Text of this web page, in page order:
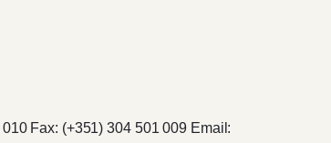
Fax: (+351) 304 501 009 Email: